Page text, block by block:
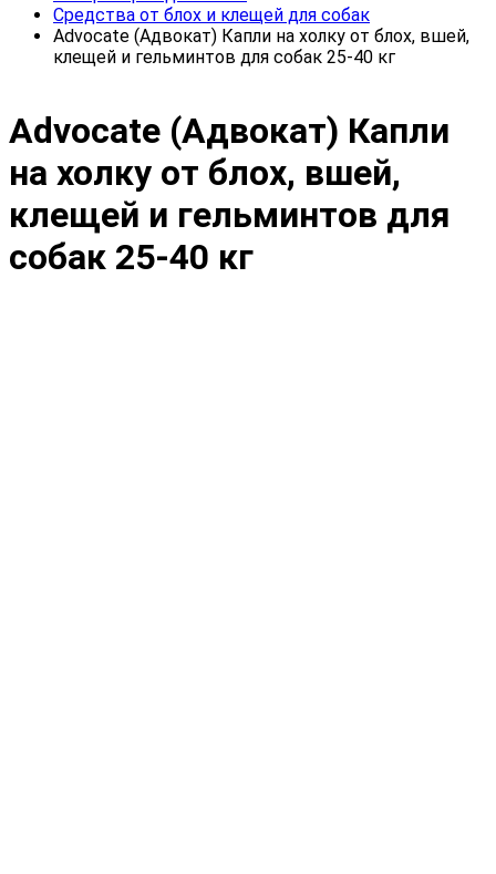
Средства от блох и клещей для собак
Advocate (Адвокат) Капли на холку от блох, вшей,
клещей и гельминтов для собак 25-40 кг
Advocate (Адвокат) Капли
на холку от блох, вшей,
клещей и гельминтов для
собак 25-40 кг